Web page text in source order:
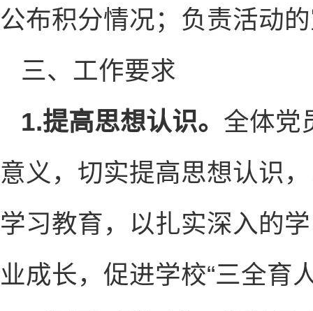
公布积分情况；负责活动
三、工作要求
1.提高思想认识。 全体党
意义，切实提高思想认识
学习教育，以扎实深入的
业成长，促进学校“三全育